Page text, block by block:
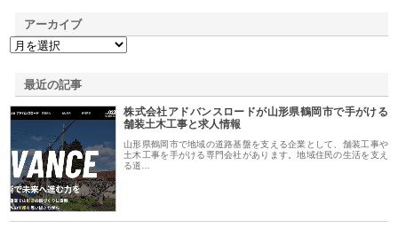
アーカイブ
最近の記事
株式会社アドバンスロードが山形県鶴岡市で手がける
舗装土木工事と求人情報
山形県鶴岡市で地域の道路基盤を支える企業として、舗装工事や
土木工事を手がける専門会社があります。地域住民の生活を支え
る道…